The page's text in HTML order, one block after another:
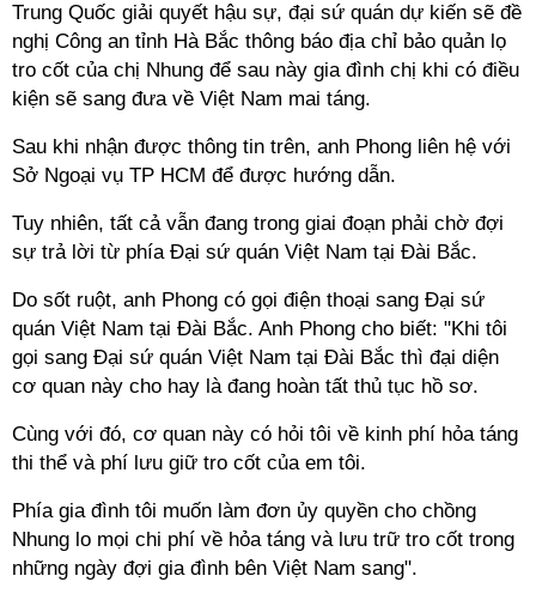
Trung Quốc giải quyết hậu sự, đại sứ quán dự kiến sẽ đề
nghị Công an tỉnh Hà Bắc thông báo địa chỉ bảo quản lọ
tro cốt của chị Nhung để sau này gia đình chị khi có điều
kiện sẽ sang đưa về Việt Nam mai táng.
Sau khi nhận được thông tin trên, anh Phong liên hệ với
Sở Ngoại vụ TP HCM để được hướng dẫn.
Tuy nhiên, tất cả vẫn đang trong giai đoạn phải chờ đợi
sự trả lời từ phía Đại sứ quán Việt Nam tại Đài Bắc.
Do sốt ruột, anh Phong có gọi điện thoại sang Đại sứ
quán Việt Nam tại Đài Bắc. Anh Phong cho biết: "Khi tôi
gọi sang Đại sứ quán Việt Nam tại Đài Bắc thì đại diện
cơ quan này cho hay là đang hoàn tất thủ tục hồ sơ.
Cùng với đó, cơ quan này có hỏi tôi về kinh phí hỏa táng
thi thể và phí lưu giữ tro cốt của em tôi.
Phía gia đình tôi muốn làm đơn ủy quyền cho chồng
Nhung lo mọi chi phí về hỏa táng và lưu trữ tro cốt trong
những ngày đợi gia đình bên Việt Nam sang".